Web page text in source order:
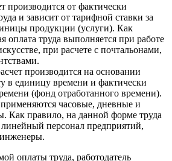
производится от фактически
и зависит от тарифной ставки за
продукции (услуги). Как
оплата труда выполняется при работе
при расчете с почтальонами,
производится на основании
в единицу времени и фактически
(фонд отработанного времени).
часовые, дневные и
Как правило, на данной форме труда
линейный персонал предприятий,
оплаты труда, работодатель